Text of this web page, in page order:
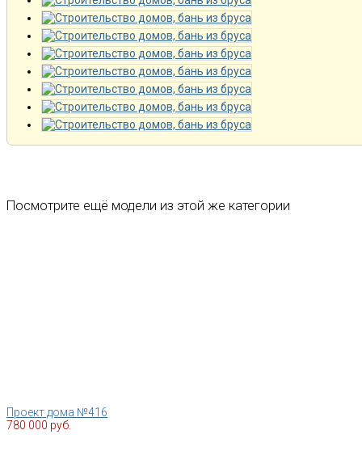
Посмотрите ещё модели из этой же категории
Проект дома №416
780 000 руб.